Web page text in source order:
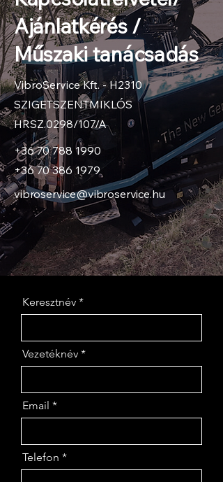
Ajánlatkérés /
Műszaki tanácsadás
VibroService Kft. - H2310
SZIGETSZENTMIKLÓS
HRSZ.0298/107/A
+36 70 788 1990
+36 70 386 1979
vibroservice@vibroservice.hu
Keresztnév
Vezetéknév
Email
Telefon